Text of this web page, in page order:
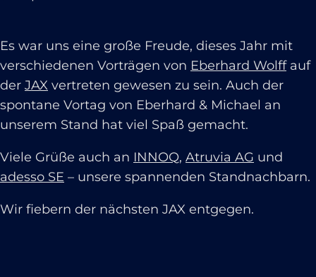
Es war uns eine große Freude, dieses Jahr mit
verschiedenen Vorträgen von Eberhard Wolffauf
der JAX vertreten gewesen zu sein. Auch der
spontane Vortag von Eberhard & Michael an
unserem Stand hat viel Spaß gemacht.
Viele Grüße auch an INNOQ, Atruvia AG und
adesso SE – unsere spannenden Standnachbarn.
Wir fiebern der nächsten JAX entgegen.